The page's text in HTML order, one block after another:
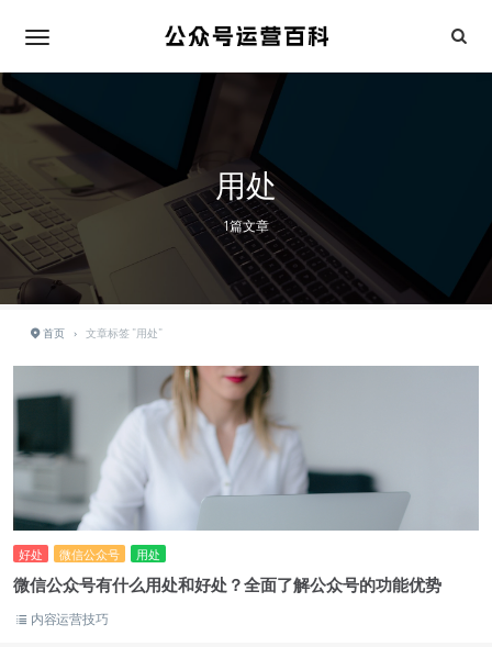
用处
1篇文章
首页 › 文章标签 "用处"
好处 微信公众号 用处
微信公众号有什么用处和好处？全面了解公众号的功能优势
内容运营技巧